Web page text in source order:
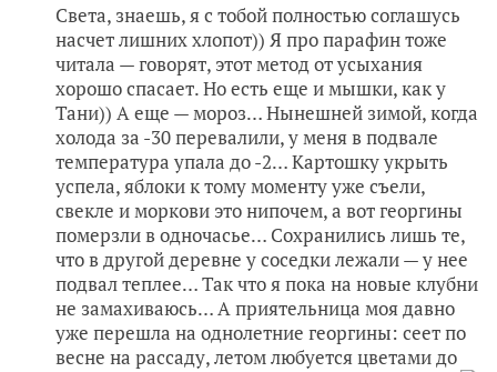
Света, знаешь, я с тобой полностью соглашусь
насчет лишних хлопот)) Я про парафин тоже
читала — говорят, этот метод от усыхания
хорошо спасает. Но есть еще и мышки, как у
Тани)) А еще — мороз… Нынешней зимой, когда
холода за -30 перевалили, у меня в подвале
температура упала до -2… Картошку укрыть
успела, яблоки к тому моменту уже съели,
свекле и моркови это нипочем, а вот георгины
померзли в одночасье… Сохранились лишь те,
что в другой деревне у соседки лежали — у нее
подвал теплее… Так что я пока на новые клубни
не замахиваюсь… А приятельница моя давно
уже перешла на однолетние георгины: сеет по
весне на рассаду, летом любуется цветами до